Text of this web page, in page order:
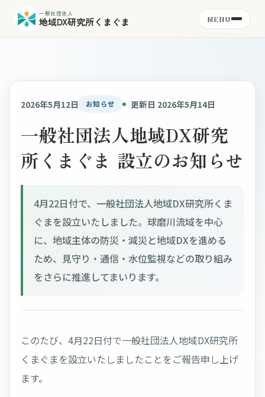
一般社団法人
地域DX研究所くまぐま MENU
2026年5月12日 お知らせ 更新日 2026年5月14日
一般社団法人地域DX研究
所くまぐま 設立のお知らせ
4月22日付で、一般社団法人地域DX研究所くま
ぐまを設立いたしました。球磨川流域を中心
に、地域主体の防災・減災と地域DXを進める
ため、見守り・通信・水位監視などの取り組み
をさらに推進してまいります。
このたび、4月22日付で一般社団法人地域DX研究所
くまぐまを設立いたしましたことをご報告申し上げ
ます。